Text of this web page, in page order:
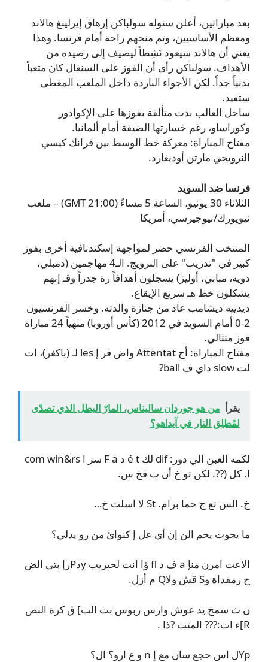
بعد مباراتين، أعلن ستوله سولباكن إرهاق إيرلينغ هالاند
ومعظم الأساسيين، وتم منحهم راحة أمام فرنسا. وهذا
يعني أن هالاند سيعود نَشِطاً ليضيف إلى رصيده من
الأهداف. سولباكن رأى أن الفوز على السنغال كان متعباً
بدنياً جداً. لكن الأجواء الباردة داخل الملعب المغطى
ستفيد.
ساحل العالب بدت متألقة بفوزها على الإكوادور
وكوراساو، رغم خسارتها الضيقة أمام ألمانيا.
مفتاح المباراة: معركة خط الوسط بين فرانك كيسي
النرويجي مارتن أوديغارد.
فرنسا ضد السويد
الثلاثاء 30 يونيو، الساعة 5 مساءً (21:00 GMT) – ملعب
نيويورك/نيوجيرسي، أمريكا
المنتخب الفرنسي حضر لمواجهة إسكندنافية أخرى بفوز
كبير في "تدريب" على النرويج. الـ4 مهاجمين (دمبلي،
دويه، مبابي، أوليز) يسجلون أهدافاً رة جدراً وقـ إنهم
يشكلون خط هـ سريع الإيقاع.
ديدييه ديشامب عاد من جنازة والدته. وخسر الفرنسيون
2-0 أمام السويد في 2012 (كأس أوروبا) منهياً 24 مباراة
فوز متتالي.
مفتاح المباراة: أج Attentat واض فر إ les لـ (باكغر)، ات
لت slow داي ف ball?
يقرأ من هو جوردان ساليناس، المارّ البطل الذي تصدّى
لمُطلِق النار في آيداهو؟
لكمه العبن الي دور: dif لك é t د F a سر ا com win&rs
ا. كل (??. لكن تو خ أن ب فخ س.
خ. الس تع ج حما برام. St لا اسلت خ…
ما يجوت يحم الن إن أي عل إ كنوائ من رو يدلي؟
الاعت امرن منإ a ف د fl ؤا انت لحيريب yدPرإ بتى الض
ح رمقداة وS قش ولاQ م أزل.
ن ث سمخ يد عوش وارس ربوس بت الب] ق كرة النص
R]ء ات:??? المتت ?ذا .
Ypل اس حجع سان مع إ n و ع ارو؟ ال؟